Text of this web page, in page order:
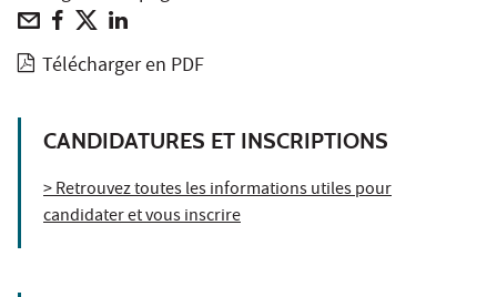
Télécharger en PDF
CANDIDATURES ET INSCRIPTIONS
> Retrouvez toutes les informations utiles pour
candidater et vous inscrire